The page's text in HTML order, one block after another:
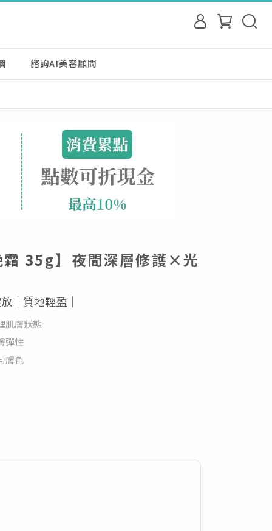
諮詢AI美容顧問
霜 35g】夜間深層修護×光
肌膚狀態
彈性
膚色
｜質地輕盈｜